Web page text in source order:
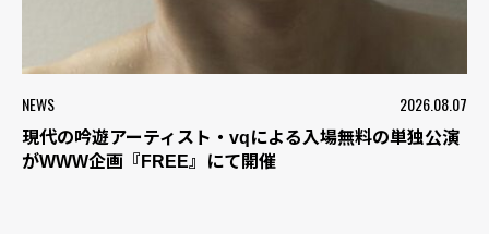
NEWS 2026.08.07
現代の吟遊アーティスト・vqによる入場無料の単独公演
がWWW企画『FREE』にて開催